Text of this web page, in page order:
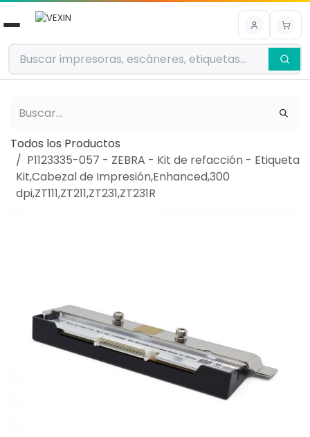
Ir al contenido
Todos los Productos
P1123335-057 - ZEBRA - Kit de refacción - Etiqueta
Kit,Cabezal de Impresión,Enhanced,300
dpi,ZT111,ZT211,ZT231,ZT231R